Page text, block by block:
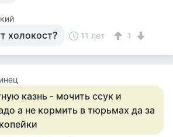
холокост? 11 лет 1
казнь - мочить ссук и
а не кормить в тюрьмах да за